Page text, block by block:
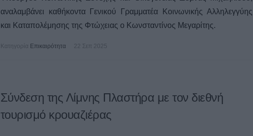
αναλαμβάνει καθήκοντα Γενικού Γραμματέα Κοινωνικής Αλληλεγγύης
και Καταπολέμησης της Φτώχειας ο Κωνσταντίνος Μεγαρίτης.
Κατηγορία Επικαιρότητα 22 Σεπ 2025
Σύνδεση της Λίμνης Πλαστήρα με τον διεθνή
τουρισμό κρουαζιέρας